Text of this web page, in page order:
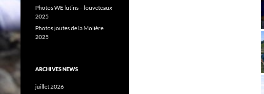
Photos WE lutins – louveteaux
2025
Photos joutes de la Molière
2025
ARCHIVES NEWS
juillet 2026